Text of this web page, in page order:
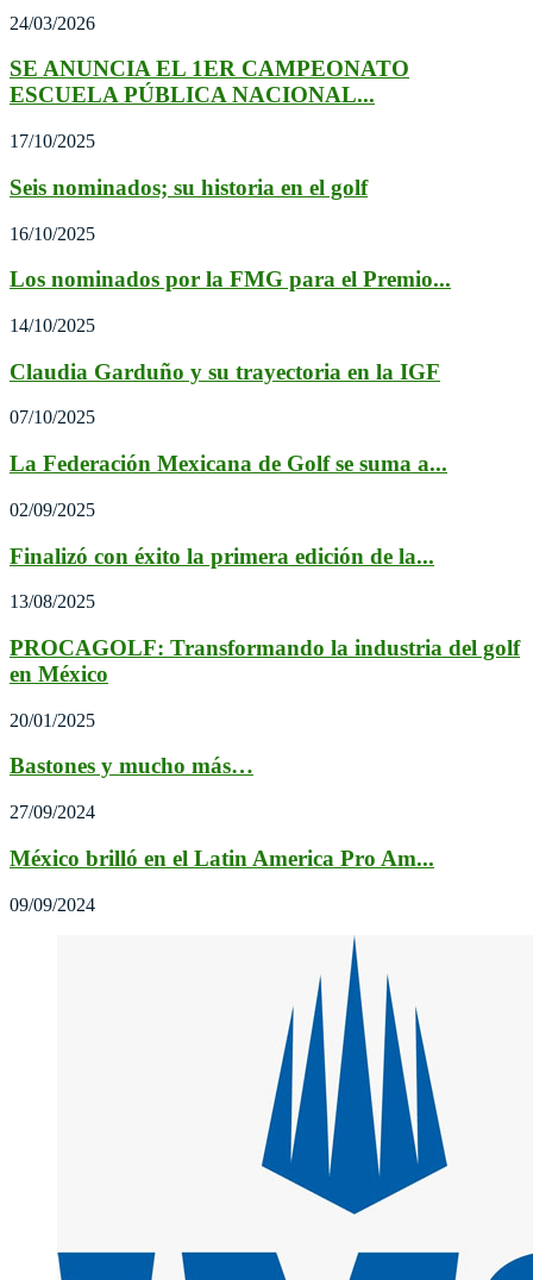
24/03/2026
SE ANUNCIA EL 1ER CAMPEONATO
ESCUELA PÚBLICA NACIONAL...
17/10/2025
Seis nominados; su historia en el golf
16/10/2025
Los nominados por la FMG para el Premio...
14/10/2025
Claudia Garduño y su trayectoria en la IGF
07/10/2025
La Federación Mexicana de Golf se suma a...
02/09/2025
Finalizó con éxito la primera edición de la...
13/08/2025
PROCAGOLF: Transformando la industria del golf
en México
20/01/2025
Bastones y mucho más…
27/09/2024
México brilló en el Latin America Pro Am...
09/09/2024